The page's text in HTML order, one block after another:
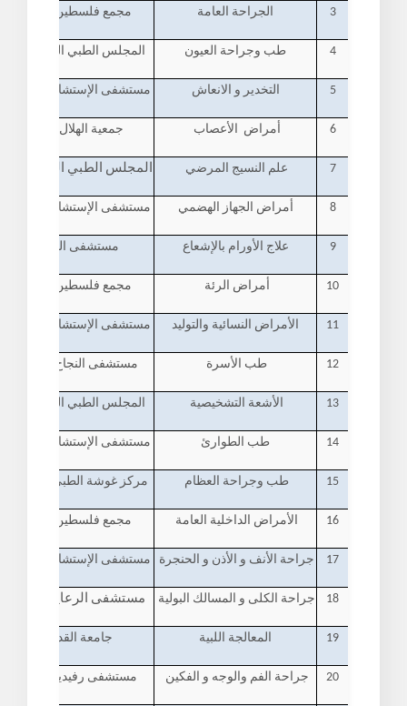
3 الجراحة العامة مجمع فلسطين الطبي -
4 طب وجراحة العيون المجلس الطبي الفلسطيني -
5 التخدير و الانعاش مستشفى الإستشاري العربي-
6 أمراض الأعصاب جمعية الهلال الاحمر -
7 علم النسيج المرضي المجلس الطبي الفلسطيني
8 أمراض الجهاز الهضمي مستشفى الإستشاري العربي
9 علاج الأورام بالإشعاع مستشفى المطلع -
10 أمراض الرئة مجمع فلسطين الطبي -
11 الأمراض النسائية والتوليد مستشفى الإستشاري العربي
12 طب الأسرة مستشفى النجاح الجامعي
13 الأشعة التشخيصية المجلس الطبي الفلسطيني -
14 طب الطوارئ مستشفى الإستشاري العربي
15 طب وجراحة العظام مركز غوشة الطبي الجراحي -
16 الأمراض الداخلية العامة مجمع فلسطين الطبي -
17 جراحة الأنف و الأذن و الحنجرة مستشفى الإستشاري العربي
18 جراحة الكلى و المسالك البولية مستشفى الرعاية العربية -
19 المعالجة اللبية جامعة القدس - ابو
20 جراحة الفم والوجه و الفكين مستشفى رفيديا الجراحي